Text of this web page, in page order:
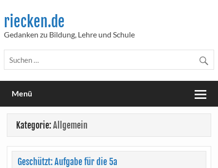
content
riecken.de
Gedanken zu Bildung, Lehre und Schule
Menü
Kategorie:Allgemein
Geschützt: Aufgabe für die 5a